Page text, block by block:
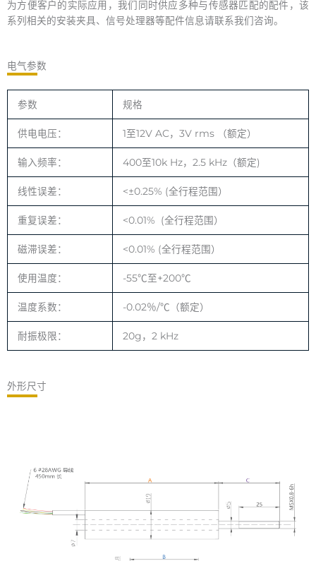
为方便客户的实际应用，我们同时供应多种与传感器匹配的配件，该
系列相关的安装夹具、信号处理器等配件信息请联系我们咨询。
电气参数
参数 规格
供电电压： 1至12V AC，3V rms （额定）
输入频率： 400至10k Hz，2.5 kHz（额定)
线性误差： <±0.25% (全行程范围）
重复误差： <0.01% (全行程范围）
磁滞误差： <0.01% (全行程范围）
使用温度： -55℃至+200℃
温度系数： -0.02％/℃（额定）
耐振极限： 20g，2 kHz
外形尺寸